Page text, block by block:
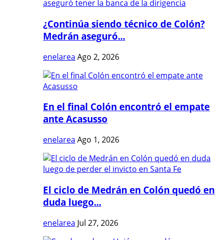
¿Continúa siendo técnico de Colón?
Medrán aseguró...
enelarea Ago 2, 2026
En el final Colón encontró el empate
ante Acasusso
enelarea Ago 1, 2026
El ciclo de Medrán en Colón quedó en
duda luego...
enelarea Jul 27, 2026